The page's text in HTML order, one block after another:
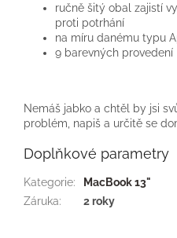
ručně šitý obal zajistí
proti potrhání
na míru danému typu
9 barevných provedení
Nemáš jabko a chtěl by jsi
problém, napiš a určitě se
Doplňkové parametry
Kategorie:
MacBook 13"
Záruka: 2 roky